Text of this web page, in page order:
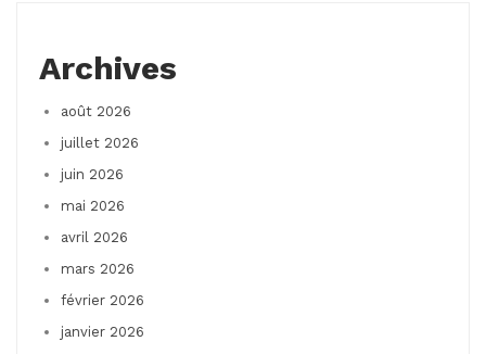
Archives
août 2026
juillet 2026
juin 2026
mai 2026
avril 2026
mars 2026
février 2026
janvier 2026